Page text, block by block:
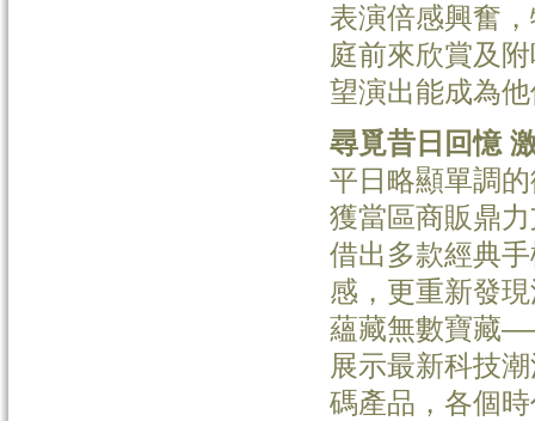
表演倍感興奮
庭前來欣賞及
望演出能成為
尋覓昔日回憶
平日略顯單調
獲當區商販鼎
借出多款經典
感，更重新發
蘊藏無數寶藏
展示最新科技
碼產品，各個